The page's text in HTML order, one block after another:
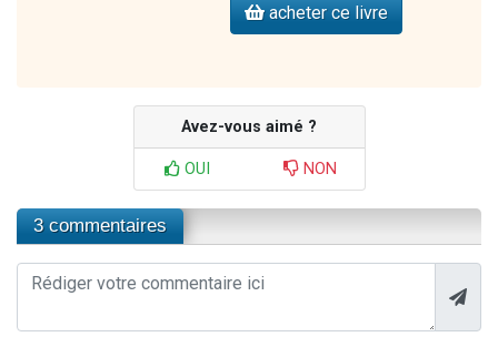
acheter ce livre
Avez-vous aimé ?
OUI NON
3 commentaires